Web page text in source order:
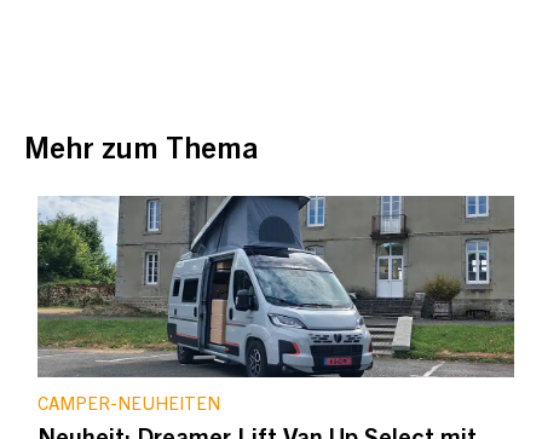
Mehr zum Thema
CAMPER-NEUHEITEN